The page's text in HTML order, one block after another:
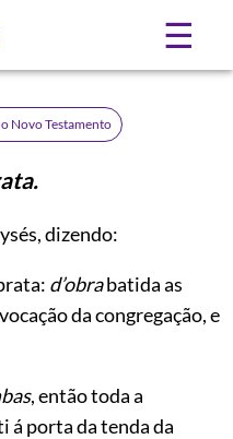
☰
Novo Testamento
dizendo:
d’obrabatida as
da congregação, e
, então toda a
á porta da tenda da